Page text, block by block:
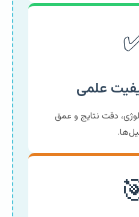
علمی
دقت نتایج و عمق